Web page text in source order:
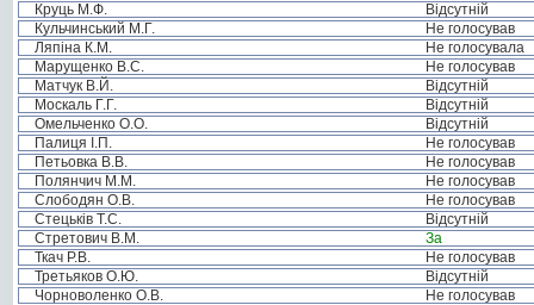
Круць М.Ф.
Відсутній
Кульчинський М.Г.
Не голосував
Ляпіна К.М.
Не голосувала
Марущенко В.С.
Не голосував
Матчук В.Й.
Відсутній
Москаль Г.Г.
Відсутній
Омельченко О.О.
Відсутній
Палиця І.П.
Не голосував
Петьовка В.В.
Не голосував
Полянчич М.М.
Не голосував
Слободян О.В.
Не голосував
Стецьків Т.С.
Відсутній
Стретович В.М.
За
Ткач Р.В.
Не голосував
Третьяков О.Ю.
Відсутній
Чорноволенко О.В.
Не голосував